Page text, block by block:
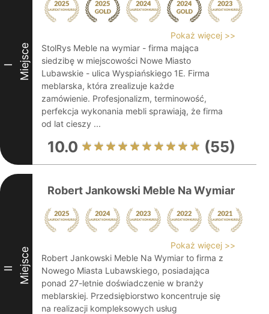
I Miejsce
Pokaż więcej >>
StolRys Meble na wymiar - firma mająca
siedzibę w miejscowości Nowe Miasto
Lubawskie - ulica Wyspiańskiego 1E. Firma
meblarska, która zrealizuje każde
zamówienie. Profesjonalizm, terminowość,
perfekcja wykonania mebli sprawiają, że firma
od lat cieszy ...
10.0 (55)
II Miejsce
Robert Jankowski Meble Na Wymiar
Pokaż więcej >>
Robert Jankowski Meble Na Wymiar to firma z
Nowego Miasta Lubawskiego, posiadająca
ponad 27-letnie doświadczenie w branży
meblarskiej. Przedsiębiorstwo koncentruje się
na realizacji kompleksowych usług